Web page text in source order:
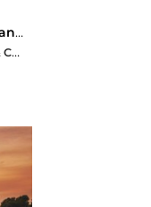
Geloven in tijden van stijgende zeeën
Deborah De Koning & Caroline Vander Stichele (red.)